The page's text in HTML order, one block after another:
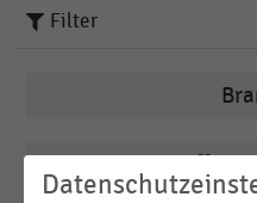
Filter
E-Commerce